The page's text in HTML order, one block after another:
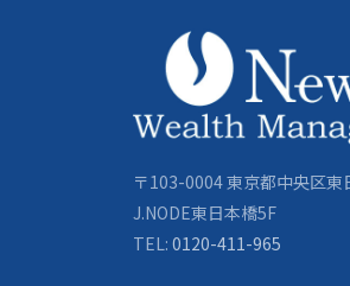
〒103-0004 東京都中央区
J.NODE東日本橋5F
TEL: 0120-411-965